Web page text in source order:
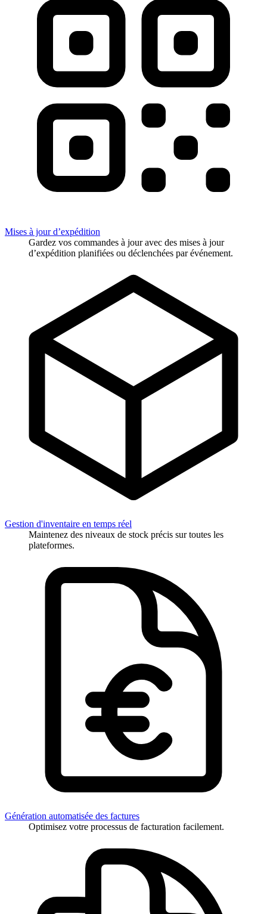
Mises à jour d’expédition
Gardez vos commandes à jour avec des mises à jour
d’expédition planifiées ou déclenchées par événement.
Gestion d'inventaire en temps réel
Maintenez des niveaux de stock précis sur toutes les
plateformes.
Génération automatisée des factures
Optimisez votre processus de facturation facilement.